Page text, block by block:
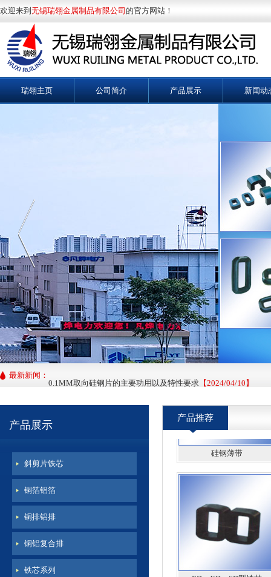
欢迎来到 无锡瑞翎金属制品有限公司 的官方网站！
瑞翎主页 公司简介 产品展示 新闻动
最新新闻：
超薄型硅钢铁芯的优势与注意事项 【2024/03/10】
产品展示
斜剪片铁芯
铜箔铝箔
铜排铝排
铜铝复合排
铁芯系列
产品推荐
钳型铁芯
硅钢薄带
ED、XD、SD型铁芯